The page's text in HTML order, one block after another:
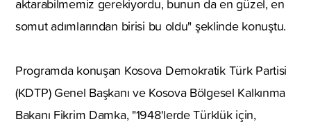
aktarabilmemiz gerekiyordu, bunun da en güzel, en
somut adımlarından birisi bu oldu" şeklinde konuştu.
Programda konuşan Kosova Demokratik Türk Partisi
(KDTP) Genel Başkanı ve Kosova Bölgesel Kalkınma
Bakanı Fikrim Damka, "1948'lerde Türklük için,